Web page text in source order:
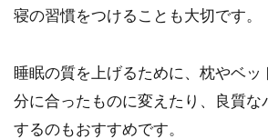
寝の習慣をつけることも大切です。
睡眠の質を上げるために、枕やベッ
分に合ったものに変えたり、良質な
するのもおすすめです。